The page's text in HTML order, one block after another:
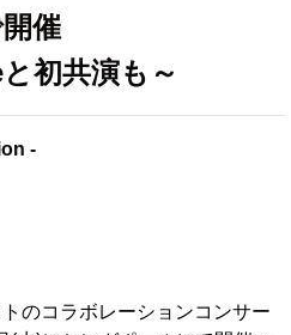
催
初共演も～
-
のコラボレーションコンサー